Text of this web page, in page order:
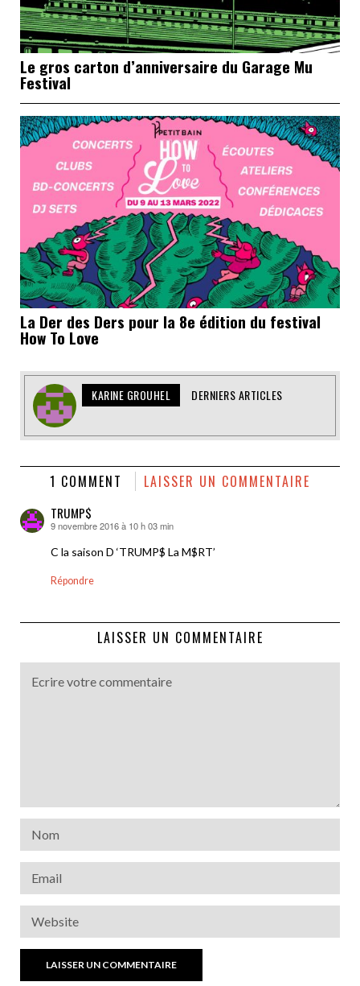
Le gros carton d’anniversaire du Garage Mu
Festival
La Der des Ders pour la 8e édition du festival
How To Love
KARINE GROUHEL DERNIERS ARTICLES
1 COMMENT LAISSER UN COMMENTAIRE
TRUMP$
dit :
9 novembre 2016 à 10 h 03 min
C la saison D ‘TRUMP$ La M$RT’
Répondre
LAISSER UN COMMENTAIRE